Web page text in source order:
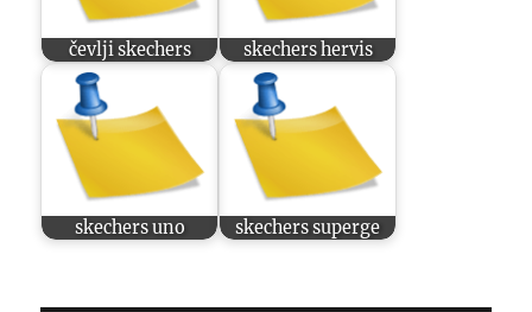
čevlji skechers skechers hervis
skechers uno skechers superge